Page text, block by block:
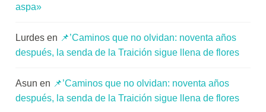
aspa»
Lurdes en 📌’Caminos que no olvidan: noventa años
después, la senda de la Traición sigue llena de flores
Asun en 📌’Caminos que no olvidan: noventa años
después, la senda de la Traición sigue llena de flores